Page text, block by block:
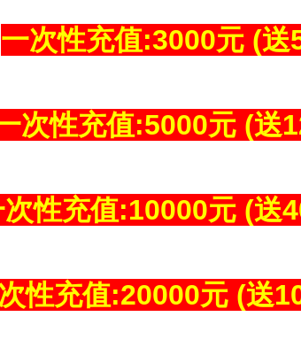
一次性充值:3000元 (
次性充值:5000元 (送
性充值:10000元 (送
性充值:20000元 (送